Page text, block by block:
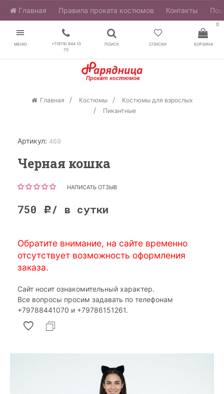
Главная ​Правила проката костюмов Контакты
МЕНЮ
+7(978) 844 10
70
ПОИСК СПИСКИ
0
КОРЗИНА
Главная Костюмы
Костюмы для взрослых
Пикантные
Артикул: 469
Черная кошка
НАПИСАТЬ ОТЗЫВ
750 Р / в сутки
Обратите внимание, на сайте временно
отсутствует возможность оформления
заказа.
Сайт носит ознакомительный характер.
Все вопросы просим задавать по телефонам
‎+79788441070 и ‎+79786151261.